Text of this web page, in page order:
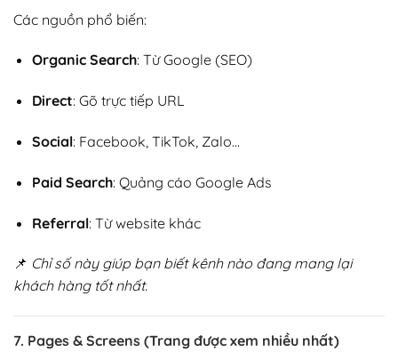
Các nguồn phổ biến:
Organic Search: Từ Google (SEO)
Direct: Gõ trực tiếp URL
Social: Facebook, TikTok, Zalo…
Paid Search: Quảng cáo Google Ads
Referral: Từ website khác
📌 Chỉ số này giúp bạn biết kênh nào đang mang lại
khách hàng tốt nhất.
7. Pages & Screens (Trang được xem nhiều nhất)